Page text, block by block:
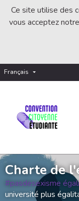
Ce site utilise des
vous acceptez
Français Choisir la langue
Charte de
#pasdesexisme
université plus